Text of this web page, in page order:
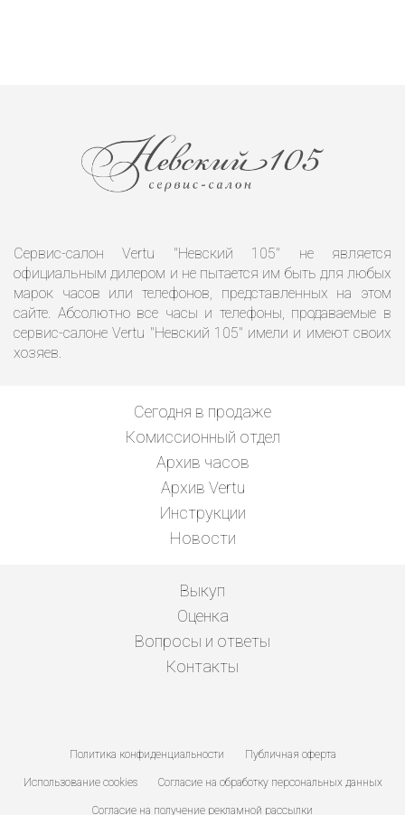
Сервис-салон Vertu "Невский 105" не является
официальным дилером и не пытается им быть для любых
марок часов или телефонов, представленных на этом
сайте. Абсолютно все часы и телефоны, продаваемые в
сервис-салоне Vertu "Невский 105" имели и имеют своих
хозяев.
Сегодня в продаже
Комиссионный отдел
Архив часов
Архив Vertu
Инструкции
Новости
Выкуп
Оценка
Вопросы и ответы
Контакты
Политика конфиденциальности Публичная оферта
Использование cookies Согласие на обработку персональных данных
Согласие на получение рекламной рассылки